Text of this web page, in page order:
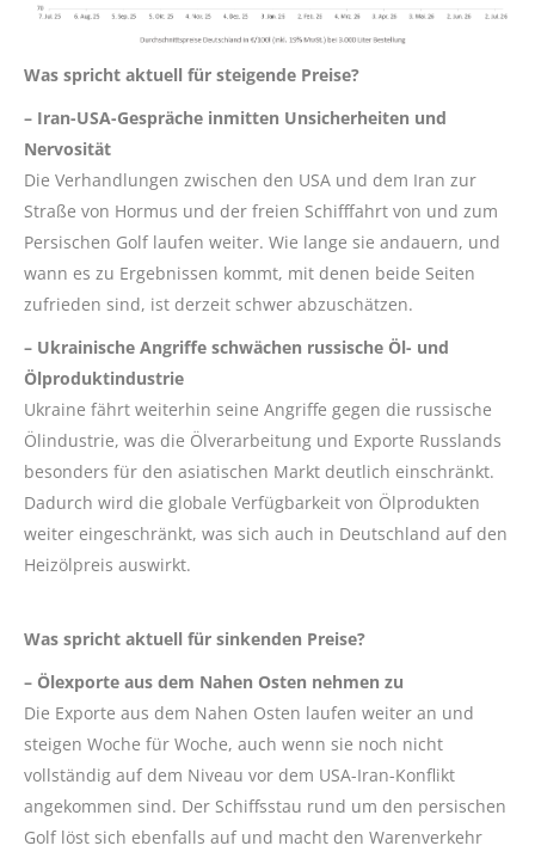
Was spricht aktuell für steigende Preise?
– Iran-USA-Gespräche inmitten Unsicherheiten und
Nervosität
Die Verhandlungen zwischen den USA und dem Iran zur
Straße von Hormus und der freien Schifffahrt von und zum
Persischen Golf laufen weiter. Wie lange sie andauern, und
wann es zu Ergebnissen kommt, mit denen beide Seiten
zufrieden sind, ist derzeit schwer abzuschätzen.
– Ukrainische Angriffe schwächen russische Öl- und
Ölproduktindustrie
Ukraine fährt weiterhin seine Angriffe gegen die russische
Ölindustrie, was die Ölverarbeitung und Exporte Russlands
besonders für den asiatischen Markt deutlich einschränkt.
Dadurch wird die globale Verfügbarkeit von Ölprodukten
weiter eingeschränkt, was sich auch in Deutschland auf den
Heizölpreis auswirkt.
Was spricht aktuell für sinkenden Preise?
– Ölexporte aus dem Nahen Osten nehmen zu
Die Exporte aus dem Nahen Osten laufen weiter an und
steigen Woche für Woche, auch wenn sie noch nicht
vollständig auf dem Niveau vor dem USA-Iran-Konflikt
angekommen sind. Der Schiffsstau rund um den persischen
Golf löst sich ebenfalls auf und macht den Warenverkehr